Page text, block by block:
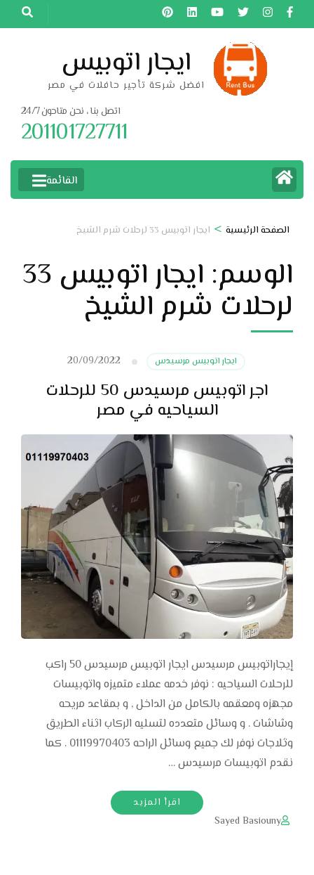
تخطى
إلى
ايجار اتوبيس
افضل شركة تأجير حافلات في مصر
اتصل بنا ، نحن متاحون 24/7
201101727711
القائمة
الصفحة الرئيسية > ايجار اتوبيس 33 لرحلات شرم الشيخ
الوسم: ايجار اتوبيس 33
لرحلات شرم الشيخ
ايجار اتوبيس مرسيدس 20/09/2022
اجر اتوبيس مرسيدس 50 للرحلات
السياحيه في مصر
إيجاراتوبيس مرسيدس ايجار اتوبيس مرسيدس 50 راكب
للرحلات السياحيه : نوفر خدمه عملاء متميزه واتوبيسات
مجهزه ومعقمه بالكامل من الداخل , و بمقاعد مريحه
وشاشات . و وسائل متعدده لتسليه الركاب اثناء الطريق
وثلاجات نوفر لك جميع وسائل الراحه 01119970403 . كما
نقدم اتوبيسات مرسيدس …
اقرأ المزيد
Sayed Basiouny